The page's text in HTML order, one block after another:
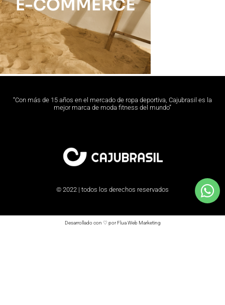
“Con más de 15 años en el mercado de ropa deportiva, Cajubrasil es la
mejor marca de moda fitness del mundo”
© 2022 | todos los derechos reservados
Desarrollado con ♡ por Flua Web Marketing